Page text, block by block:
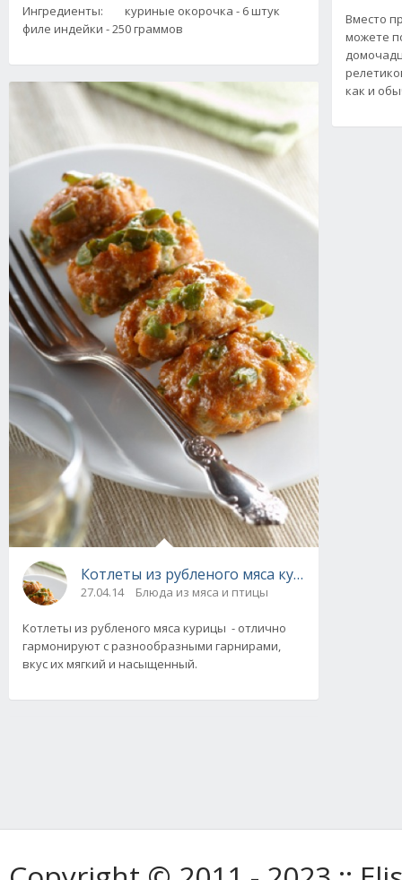
Ингредиенты: куриные окорочка - 6 штук
филе индейки - 250 граммов
Котлеты из рубленого мяса курицы. 4
27.04.14 Блюда из мяса и птицы
Котлеты из рубленого мяса курицы - отлично
гармонируют с разнообразными гарнирами,
вкус их мягкий и насыщенный.
Вместо
можете
как и